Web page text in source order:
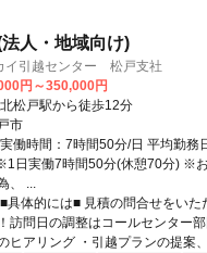
人・地域向け)
イ引越センター 松戸支社
円～350,000円
松戸駅から徒歩12分
市
働時間：7時間50分/日 平均勤
日実働7時間50分(休憩70分) ※
、 ...
具体的には■ 見積の問合せをい
訪問日の調整はコールセンター
ヒアリング ・引越プランの提案